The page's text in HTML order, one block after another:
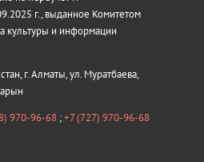
г., выданное Комитетом
культуры и информации
г. Алматы, ул. Муратбаева,
970-96-68 ;+7 (727) 970-96-68